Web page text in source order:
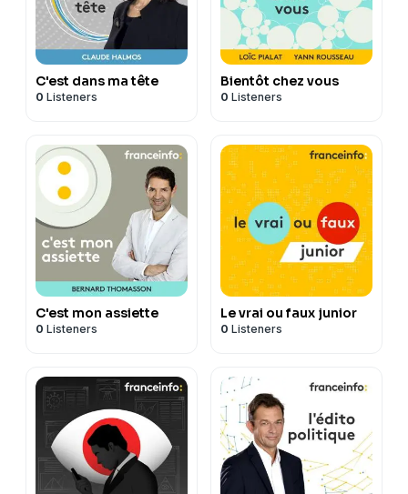
C'est dans ma tête
0 Listeners
Bientôt chez vous
0 Listeners
C'est mon assiette
0 Listeners
Le vrai ou faux junior
0 Listeners